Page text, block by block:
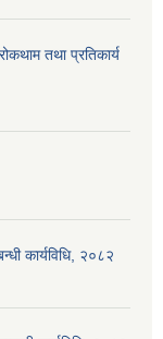
तथा प्रतिकार्य
कार्यविधि, २०८२